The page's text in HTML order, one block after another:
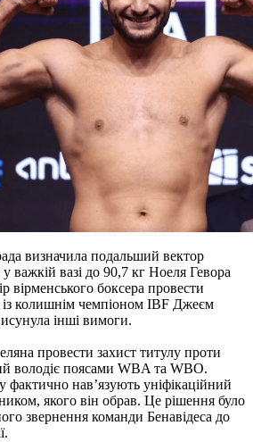
визначила подальший вектор
у важкій вазі до 90,7 кг Ноеля Гевора
вірменського боксера провести
колишнім чемпіоном IBF Джеєм
інші вимоги.
провести захист титулу проти
володіє поясами WBA та WBO.
нав’язують уніфікаційний
якого він обрав. Це рішення було
звернення команди Бенавідеса до